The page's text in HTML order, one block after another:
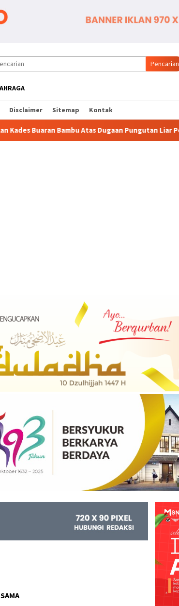
Pencarian
Disclaimer Sitemap Kontak
Atas Dugaan Pungutan Liar Pengurusan PM 1